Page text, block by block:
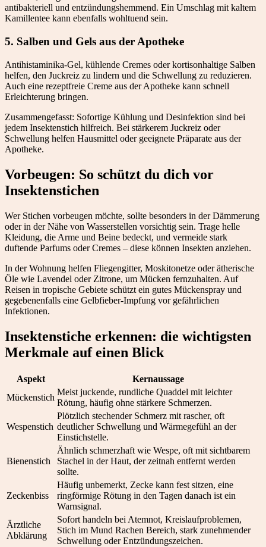
antibakteriell und entzündungshemmend. Ein Umschlag mit kaltem
Kamillentee kann ebenfalls wohltuend sein.
5. Salben und Gels aus der Apotheke
Antihistaminika-Gel, kühlende Cremes oder kortisonhaltige Salben
helfen, den Juckreiz zu lindern und die Schwellung zu reduzieren.
Auch eine rezeptfreie Creme aus der Apotheke kann schnell
Erleichterung bringen.
Zusammengefasst: Sofortige Kühlung und Desinfektion sind bei
jedem Insektenstich hilfreich. Bei stärkerem Juckreiz oder
Schwellung helfen Hausmittel oder geeignete Präparate aus der
Apotheke.
Vorbeugen: So schützt du dich vor
Insektenstichen
Wer Stichen vorbeugen möchte, sollte besonders in der Dämmerung
oder in der Nähe von Wasserstellen vorsichtig sein. Trage helle
Kleidung, die Arme und Beine bedeckt, und vermeide stark
duftende Parfums oder Cremes – diese können Insekten anziehen.
In der Wohnung helfen Fliegengitter, Moskitonetze oder ätherische
Öle wie Lavendel oder Zitrone, um Mücken fernzuhalten. Auf
Reisen in tropische Gebiete schützt ein gutes Mückenspray und
gegebenenfalls eine Gelbfieber-Impfung vor gefährlichen
Infektionen.
Insektenstiche erkennen: die wichtigsten
Merkmale auf einen Blick
Aspekt
Kernaussage
Mückenstich
Meist juckende, rundliche Quaddel mit leichter
Rötung, häufig ohne stärkere Schmerzen.
Wespenstich
Plötzlich stechender Schmerz mit rascher, oft
deutlicher Schwellung und Wärmegefühl an der
Einstichstelle.
Bienenstich
Ähnlich schmerzhaft wie Wespe, oft mit sichtbarem
Stachel in der Haut, der zeitnah entfernt werden
sollte.
Zeckenbiss
Häufig unbemerkt, Zecke kann fest sitzen, eine
ringförmige Rötung in den Tagen danach ist ein
Warnsignal.
Ärztliche
Abklärung
Sofort handeln bei Atemnot, Kreislaufproblemen,
Stich im Mund Rachen Bereich, stark zunehmender
Schwellung oder Entzündungszeichen.